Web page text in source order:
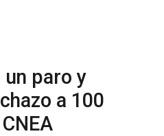
un paro y
a 100